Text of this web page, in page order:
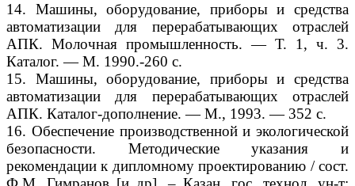
14. Машины, оборудование, приборы и средства
автоматизации для перерабатывающих отраслей
АПК. Молочная промышленность. — Т. 1, ч. 3.
Каталог. — М. 1990.-260 с.
15. Машины, оборудование, приборы и средства
автоматизации для перерабатывающих отраслей
АПК. Каталог-дополнение. — М., 1993. — 352 с.
16. Обеспечение производственной и экологической
безопасности. Методические указания и
рекомендации к дипломному проектированию / сост.